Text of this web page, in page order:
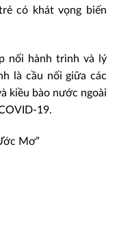
có khát vọng biến
nối hành trình và lý
là cầu nối giữa các
kiều bào nước ngoài
19.
Mơ”